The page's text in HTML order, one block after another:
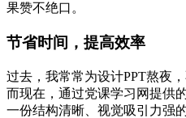
果赞不绝口。
节省时间，提高效率
过去，我常常为设计PPT熬夜
而现在，通过党课学习网提供
一份结构清晰、视觉吸引力强